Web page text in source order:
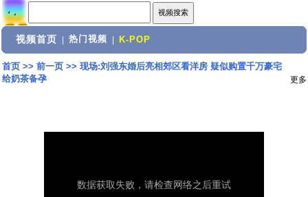
视频首页 热门视频 K-POP
首页>> 前一页>> 现场:刘强东婚后亮相郊区看洋房 疑似购置千万豪宅
给奶茶备孕
更多